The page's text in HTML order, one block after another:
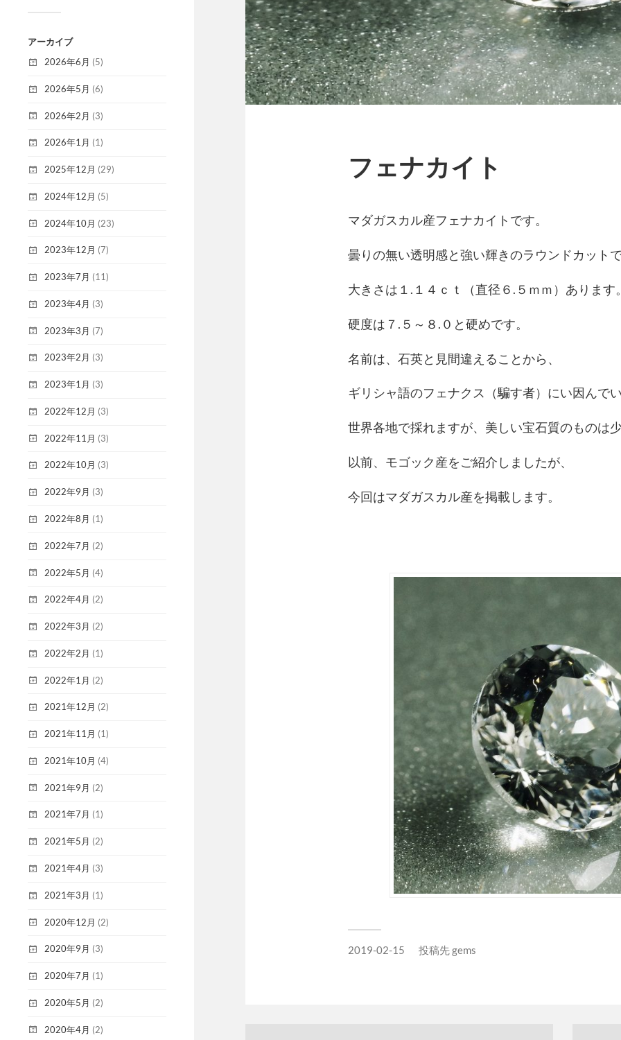
アーカイブ
2026年6月 (5)
2026年5月 (6)
2026年2月 (3)
2026年1月 (1)
2025年12月 (29)
2024年12月 (5)
2024年10月 (23)
2023年12月 (7)
2023年7月 (11)
2023年4月 (3)
2023年3月 (7)
2023年2月 (3)
2023年1月 (3)
2022年12月 (3)
2022年11月 (3)
2022年10月 (3)
2022年9月 (3)
2022年8月 (1)
2022年7月 (2)
2022年5月 (4)
2022年4月 (2)
2022年3月 (2)
2022年2月 (1)
2022年1月 (2)
2021年12月 (2)
2021年11月 (1)
2021年10月 (4)
2021年9月 (2)
2021年7月 (1)
2021年5月 (2)
2021年4月 (3)
2021年3月 (1)
2020年12月 (2)
2020年9月 (3)
2020年7月 (1)
2020年5月 (2)
2020年4月 (2)
フェナカイト
マダガスカル産フェナカイトです。
曇りの無い透明感と強い輝きのラウンドカットで
大きさは１.１４ｃｔ（直径６.５ｍｍ）あります。
硬度は７.５～８.０と硬めです。
名前は、石英と見間違えることから、
ギリシャ語のフェナクス（騙す者）にい因んでい
世界各地で採れますが、美しい宝石質のものは
以前、モゴック産をご紹介しましたが、
今回はマダガスカル産を掲載します。
2019-02-15 投稿先gems